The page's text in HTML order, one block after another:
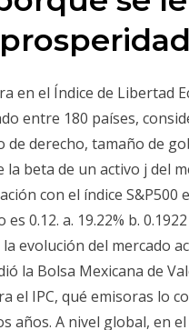
en el Índice de Libertad
entre 180 países,
derecho, tamaño de
beta de un activo j del
con el índice S&P500
0.12. a. 19.22% b.
evolución del mercado
la Bolsa Mexicana de
el IPC, qué emisoras lo
años. A nivel global, en